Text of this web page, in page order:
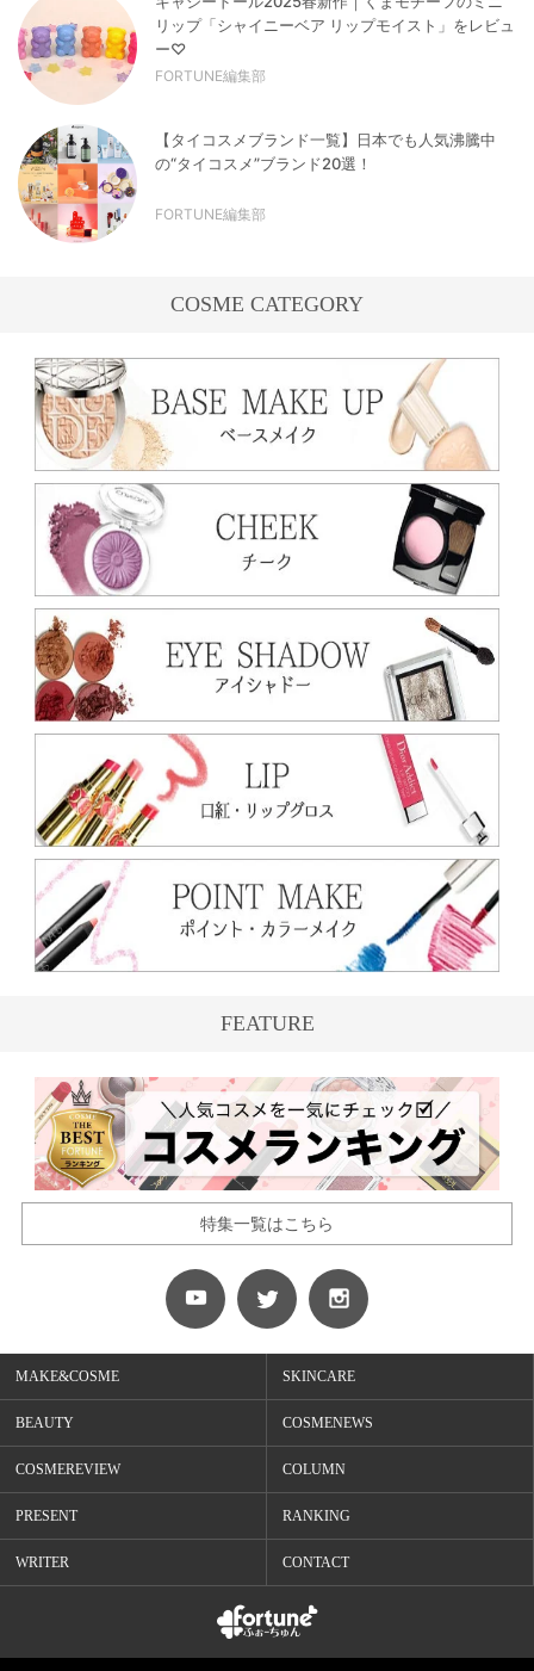
リップ「シャイニーベア リップモイスト」をレビュ
ー♡
FORTUNE編集部
【タイコスメブランド一覧】日本でも人気沸騰中
の“タイコスメ”ブランド20選！
FORTUNE編集部
COSME CATEGORY
FEATURE
特集一覧はこちら
MAKE&COSME SKINCARE
BEAUTY COSMENEWS
COSMEREVIEW COLUMN
PRESENT RANKING
WRITER CONTACT